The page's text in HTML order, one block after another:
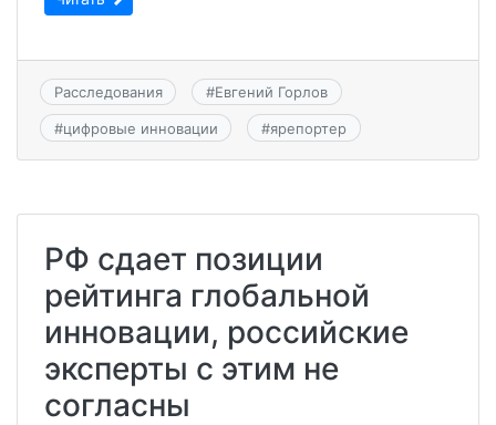
Расследования #Евгений Горлов
#цифровые инновации #ярепортер
РФ сдает позиции
рейтинга глобальной
инновации, российские
эксперты с этим не
согласны